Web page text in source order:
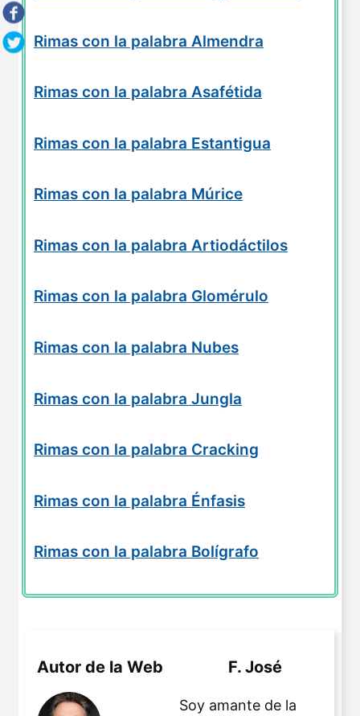
Rimas con la palabra Almendra
Rimas con la palabra Asafétida
Rimas con la palabra Estantigua
Rimas con la palabra Múrice
Rimas con la palabra Artiodáctilos
Rimas con la palabra Glomérulo
Rimas con la palabra Nubes
Rimas con la palabra Jungla
Rimas con la palabra Cracking
Rimas con la palabra Énfasis
Rimas con la palabra Bolígrafo
Autor de la Web F. José
Soy amante de la